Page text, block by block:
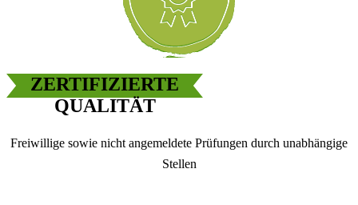
ZERTIFIZIERTE
QUALITÄT
Freiwillige sowie nicht angemeldete Prüfungen durch unabhängige
Stellen